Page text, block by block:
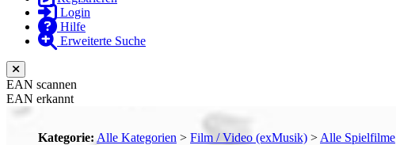
Login
Hilfe
Erweiterte Suche
EAN scannen
EAN erkannt
Kategorie: Alle Kategorien > Film / Video (exMusik) > Alle Spielfilme